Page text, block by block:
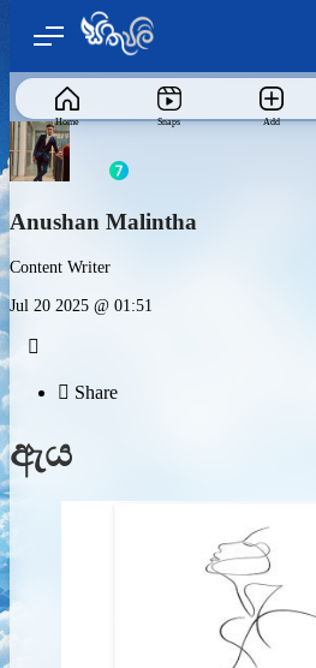
Home Snaps Add
Anushan Malintha
Content Writer
Jul 20 2025 @ 01:51

 Share
ඇය